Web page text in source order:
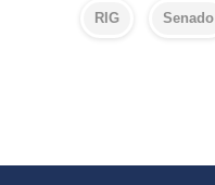
RIG Senado